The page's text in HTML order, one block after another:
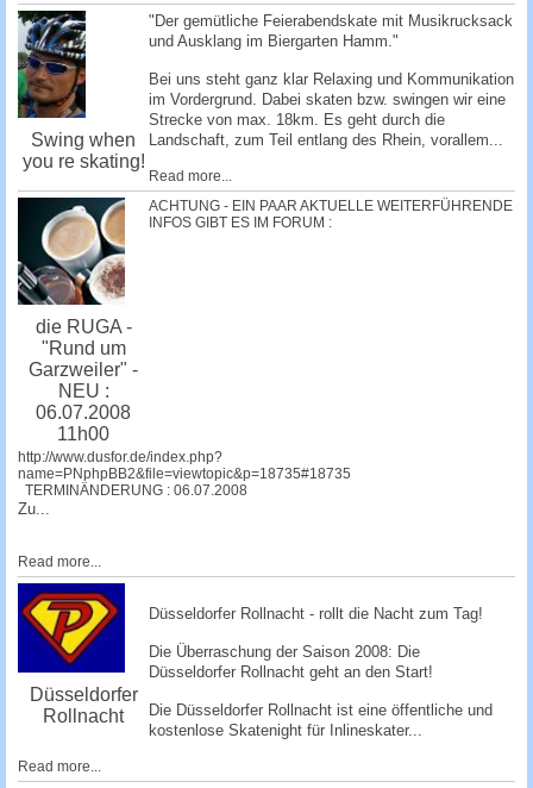
Swing when
you re skating!
"Der gemütliche Feierabendskate mit Musikrucksack
und Ausklang im Biergarten Hamm."
Bei uns steht ganz klar Relaxing und Kommunikation
im Vordergrund. Dabei skaten bzw. swingen wir eine
Strecke von max. 18km. Es geht durch die
Landschaft, zum Teil entlang des Rhein, vorallem...
Read more...
die RUGA -
"Rund um
Garzweiler" -
NEU :
06.07.2008
11h00
ACHTUNG - EIN PAAR AKTUELLE WEITERFÜHRENDE
INFOS GIBT ES IM FORUM :
http://www.dusfor.de/index.php?
name=PNphpBB2&file=viewtopic&p=18735#18735
TERMINÄNDERUNG : 06.07.2008
Zu...
Read more...
Düsseldorfer
Rollnacht
Düsseldorfer Rollnacht - rollt die Nacht zum Tag!
Die Überraschung der Saison 2008: Die
Düsseldorfer Rollnacht geht an den Start!
Die Düsseldorfer Rollnacht ist eine öffentliche und
kostenlose Skatenight für Inlineskater...
Read more...